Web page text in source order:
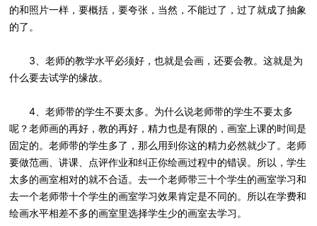
的和照片一样，要概括，要夸张，当然，不能过了，过了就成了抽象
的了。
3、老师的教学水平必须好，也就是会画，还要会教。这就是为
什么要去试学的缘故。
4、老师带的学生不要太多。为什么说老师带的学生不要太多
呢？老师画的再好，教的再好，精力也是有限的，画室上课的时间是
固定的。老师带的学生多了，那么用到你这的精力必然就少了。老师
要做范画、讲课、点评作业和纠正你绘画过程中的错误。所以，学生
太多的画室相对的就不合适。去一个老师带三十个学生的画室学习和
去一个老师带十个学生的画室学习效果肯定是不同的。所以在学费和
绘画水平相差不多的画室里选择学生少的画室去学习。